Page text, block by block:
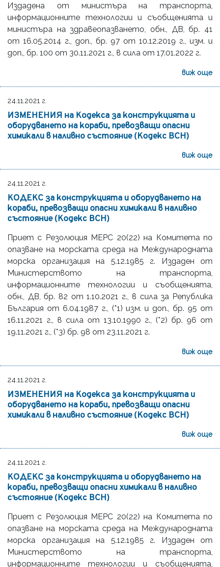
Издадена от министъра на транспорта,
информационните технологии и съобщенията и
министъра на здравеопазването, обн., ДВ, бр. 41
от 16.05.2014 г., доп., бр. 97 от 10.12.2019 г., изм. и
доп., бр. 100 от 30.11.2021 г., в сила от 17.01.2022 г.
виж още
24.11.2021 г.
ИЗМЕНЕНИЯ на Кодекса за конструкцията и
оборудването на кораби, превозващи опасни
химикали в наливно състояние (Кодекс BCH)
виж още
24.11.2021 г.
КОДЕКС за конструкцията и оборудването на
кораби, превозващи опасни химикали в наливно
състояние (Кодекс BCH)
Приет с Резолюция MEPC 20(22) на Комитета по
опазване на морската среда на Международната
морска организация на 5.12.1985 г. Издаден от
Министерството на транспорта,
информационните технологии и съобщенията,
oбн., ДВ, бр. 82 от 1.10.2021 г., в сила за Република
България от 6.04.1987 г., (*1) изм. и доп., бр. 95 от
16.11.2021 г., в сила от 13.10.1990 г., (*2) бр. 96 от
19.11.2021 г., (*3) бр. 98 от 23.11.2021 г.
виж още
24.11.2021 г.
ИЗМЕНЕНИЯ на Кодекса за конструкцията и
оборудването на кораби, превозващи опасни
химикали в наливно състояние (Кодекс BCH)
виж още
24.11.2021 г.
КОДЕКС за конструкцията и оборудването на
кораби, превозващи опасни химикали в наливно
състояние (Кодекс BCH)
Приет с Резолюция MEPC 20(22) на Комитета по
опазване на морската среда на Международната
морска организация на 5.12.1985 г. Издаден от
Министерството на транспорта,
информационните технологии и съобщенията,